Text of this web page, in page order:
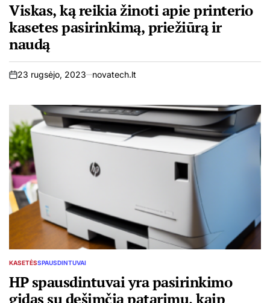
Viskas, ką reikia žinoti apie printerio
kasetes pasirinkimą, priežiūrą ir
naudą
on
23 rugsėjo, 2023 novatech.lt
POSTED
KASETĖSSPAUSDINTUVAI
HP spausdintuvai yra pasirinkimo
gidas su dešimčia patarimų, kaip